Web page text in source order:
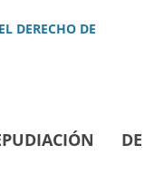
DERECHO DE
DE